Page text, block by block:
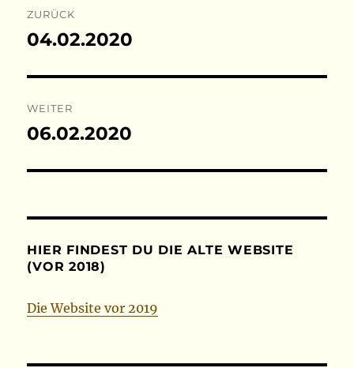
ZURÜCK
Vorheriger
04.02.2020
WEITER
Nächster
06.02.2020
HIER FINDEST DU DIE ALTE WEBSITE
(VOR 2018)
Die Website vor 2019